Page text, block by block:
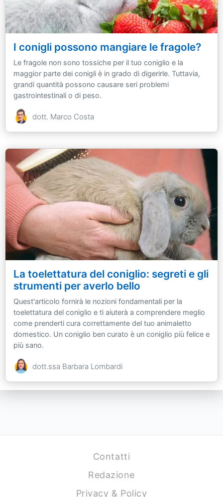
I conigli possono mangiare le fragole?
Le fragole non sono tossiche per il tuo coniglio e la
maggior parte dei conigli è in grado di digerirle. Tuttavia,
grandi quantità possono causare seri problemi
gastrointestinali o di peso.
dott. Marco Costa
La toelettatura del coniglio: segreti e gli
strumenti per averlo bello
Quest'articolo fornirà le nozioni fondamentali per la
toelettatura del coniglio e ti aiuterà a comprendere meglio
come prenderti cura correttamente del tuo animaletto
domestico. Un coniglio ben curato è un coniglio più felice e
più sano.
dott.ssa Barbara Lombardi
Contatti
Redazione
Privacy & Policy